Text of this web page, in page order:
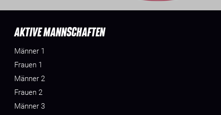
AKTIVE MANNSCHAFTEN
Männer 1
Frauen 1
Männer 2
Frauen 2
Männer 3